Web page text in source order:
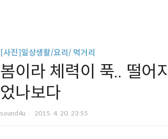
[사진]일상생활/요리/ 먹거리
봄이라 체력이 푹.. 떨어
었나보다
sound4u 2015. 4. 20. 23:55